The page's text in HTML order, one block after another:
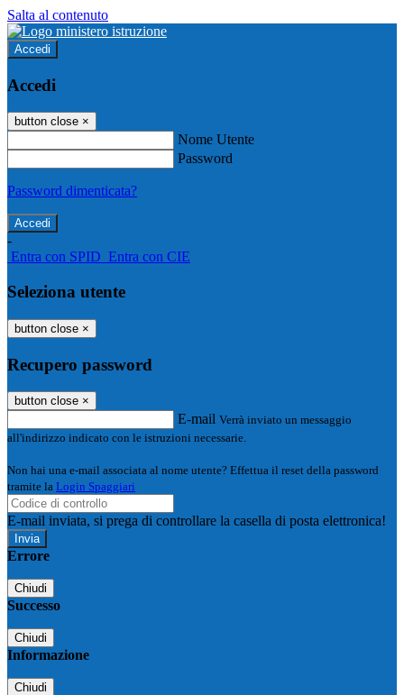
Salta al contenuto
Accedi
Accedi
button close ×
Nome Utente
Password
Password dimenticata?
-
Entra con SPID Entra con CIE
Seleziona utente
button close ×
Recupero password
button close ×
E-mail Verrà inviato un messaggio
all'indirizzo indicato con le istruzioni necessarie.
Non hai una e-mail associata al nome utente? Effettua il reset della password
tramite la Login Spaggiari
E-mail inviata, si prega di controllare la casella di posta elettronica!
Errore
Chiudi
Successo
Chiudi
Informazione
Chiudi